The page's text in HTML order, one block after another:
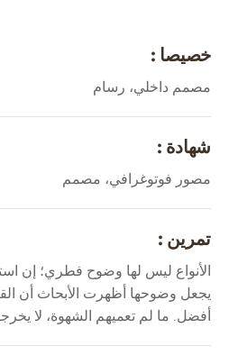
خصيصا :
مصمم داخلي، رسام
شهادة :
مصور فوتوغرافي، مصمم
تمرين :
الأنواع ليس لها وضوح فطري؛ إن
يجعل وضوحها أظهرت الأبحاث أن
أفضل. ما لم تعميهم الشهوة، لا